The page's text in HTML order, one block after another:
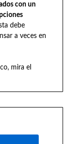
con un
debe
a veces en
mira el